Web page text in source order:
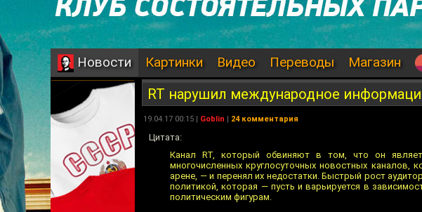
Новости Картинки Видео Переводы Магазин
RT нарушил международное
19.04.17 00:15 | Goblin | 24 комментария
Цитата:
Канал RT, который обвиняют в том, что он
многочисленных круглосуточных новостных
арене, — и перенял их недостатки. Быстрый рост
политикой, которая — пусть и варьируется в
политическим фигурам.